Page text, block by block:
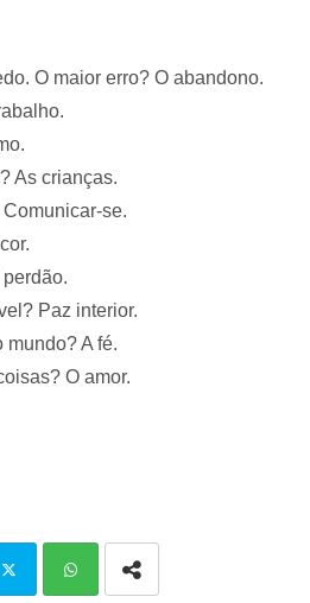
O maior erro? O abandono.
As crianças.
se.
Paz interior.
mundo? A fé.
O amor.